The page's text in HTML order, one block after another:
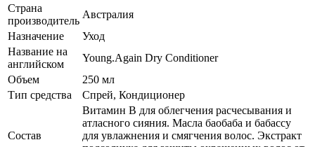
Страна
производитель
Австралия
Назначение
Уход
Название на
английском
Young.Again Dry Conditioner
Объем
250 мл
Тип средства
Спрей, Кондиционер
Состав
Витамин В для облегчения расчесывания и
атласного сияния. Масла баобаба и бабассу
для увлажнения и смягчения волос. Экстракт